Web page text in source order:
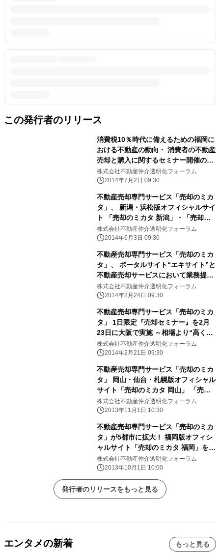
この発行者のリリース
消費税10％時代に備えるための福岡に
おける不動産の動向・ 消費者の不動産
売却と購入に関するセミナー開催のお
知らせ
株式会社不動産仲介透明化フォーラム
2014年7月2日 09:30
不動産売却専門サービス「売却のミカ
タ」、 新潟・浜松版オフィシャルサイ
ト 「売却のミカタ 新潟」・「売却の
ミカタ 浜松」をオープン
株式会社不動産仲介透明化フォーラム
2014年6月3日 09:30
不動産売却専門サービス「売却のミカ
タ」、 ポータルサイト“エキサイト”と
不動産売却サービスにおいて業務提携
～全国の不動産所有者様の売却をサポ
ート～
株式会社不動産仲介透明化フォーラム
2014年2月24日 09:30
不動産売却専門サービス「売却のミカ
タ」 1日限定『売却セミナー』を2月
23日に大阪で実施 ～相場より“高く売
る”秘訣を公開～
株式会社不動産仲介透明化フォーラム
2014年2月21日 09:30
不動産売却専門サービス「売却のミカ
タ」 岡山・仙台・札幌版オフィシャル
サイト「売却のミカタ 岡山」 「売却
のミカタ 仙台」「売却のミカタ 札
幌」を11月1日にオープン
株式会社不動産仲介透明化フォーラム
2013年11月1日 10:30
不動産売却専門サービス「売却のミカ
タ」が5都市に拡大！ 福岡版オフィシ
ャルサイト「売却のミカタ 福岡」を
10月1日にオープン
株式会社不動産仲介透明化フォーラム
2013年10月1日 10:00
発行者のリリースをもっと見る
エンタメの新着 もっと見る